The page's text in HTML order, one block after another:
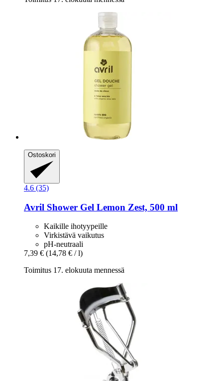
Ostoskori
4.6 (35)
Avril Shower Gel Lemon Zest, 500 ml
Kaikille ihotyypeille
Virkistävä vaikutus
pH-neutraali
7,39 € (14,78 € / l)
Toimitus 17. elokuuta mennessä